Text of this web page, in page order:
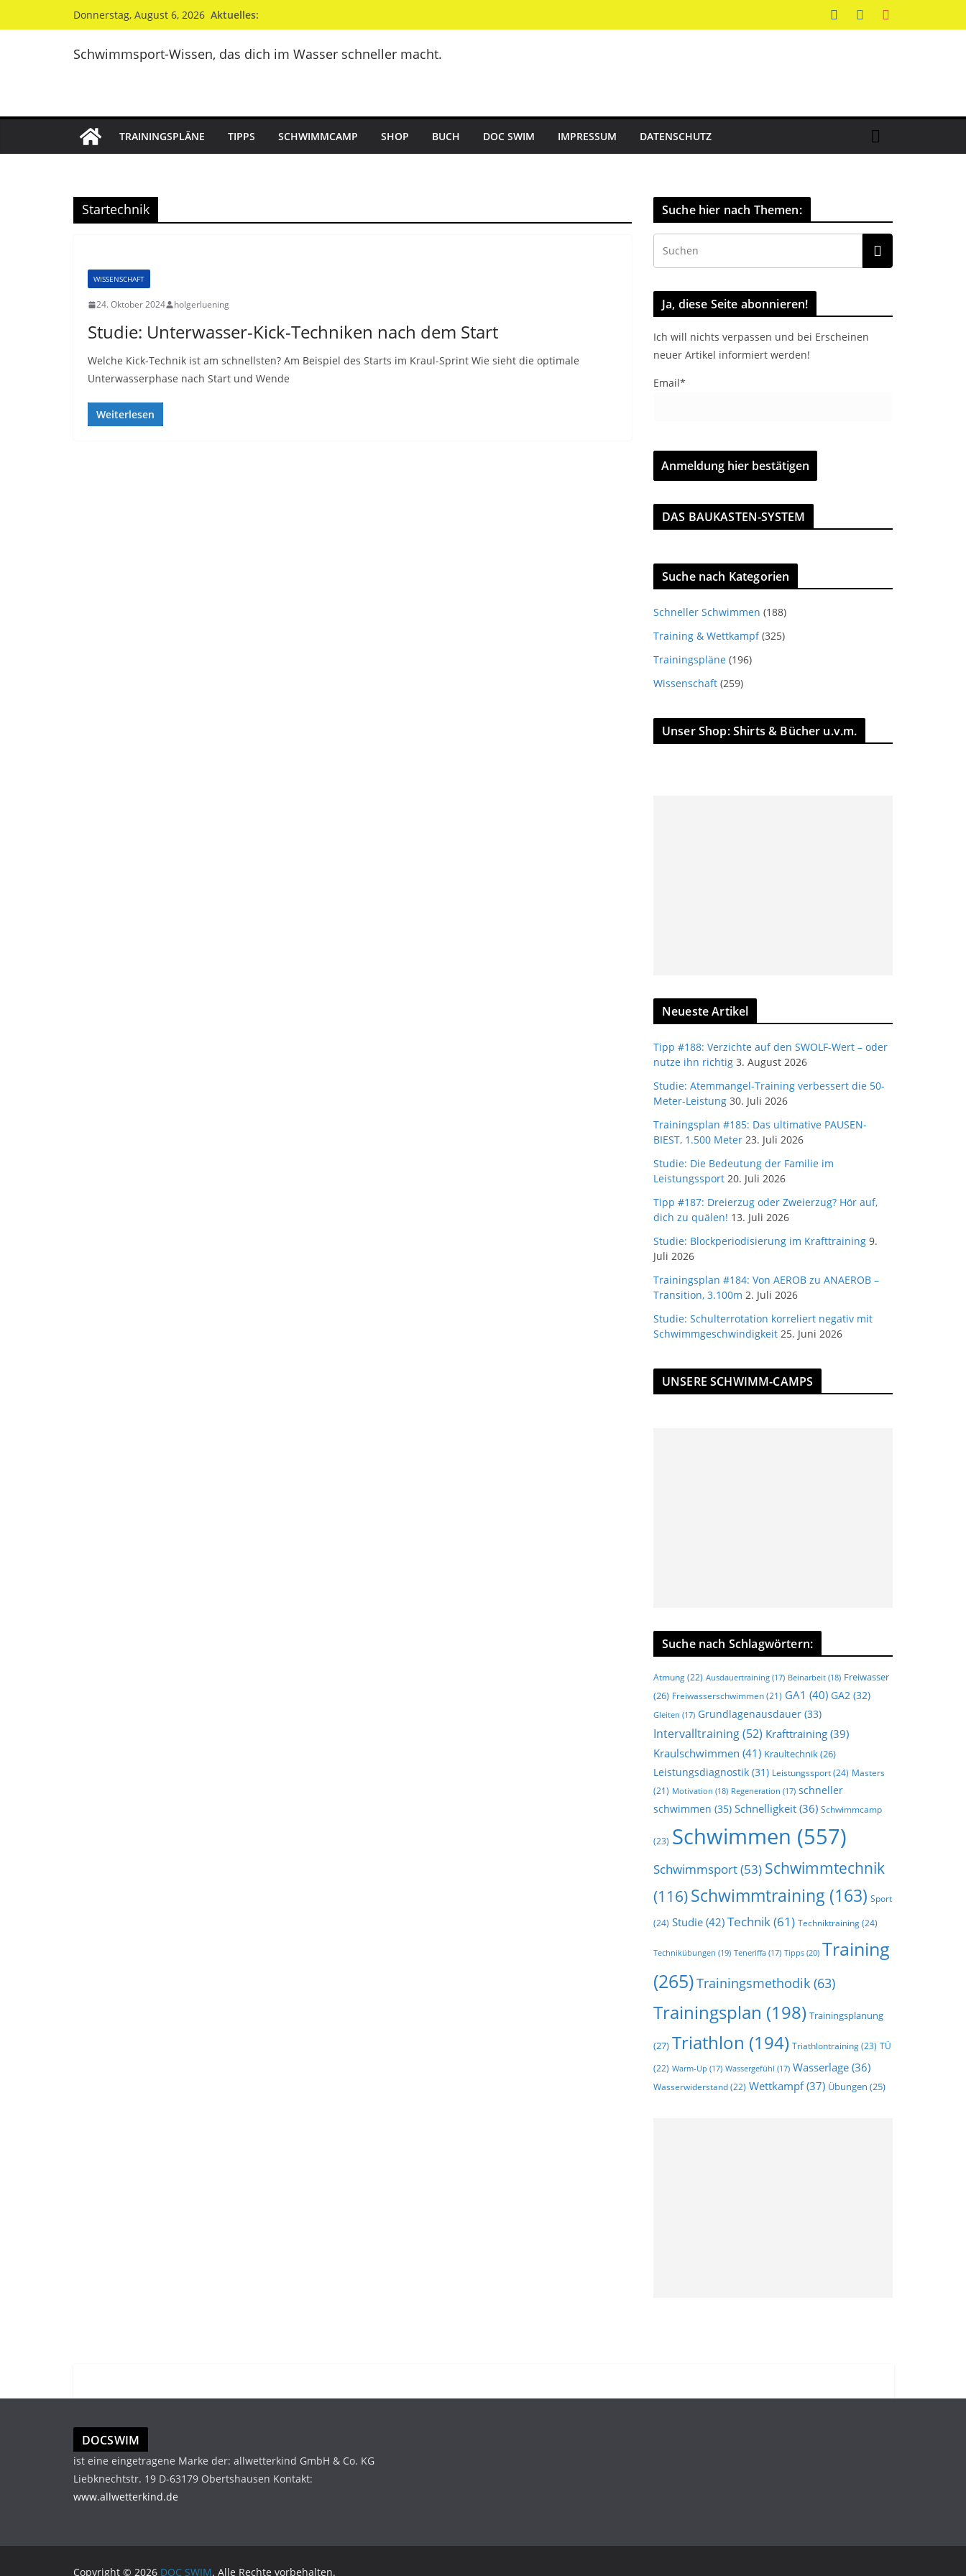
Inhalt
Donnerstag, August 6, 2026 Aktuelles:
Schwimmsport-Wissen, das dich im Wasser schneller macht.
TRAININGSPLÄNE TIPPS SCHWIMMCAMP SHOP BUCH DOC SWIM IMPRESSUM DATENSCHUTZ
Startechnik
WISSENSCHAFT
24. Oktober 2024 holgerluening
Studie: Unterwasser-Kick-Techniken nach dem Start
Welche Kick-Technik ist am schnellsten? Am Beispiel des Starts im Kraul-Sprint Wie sieht die optimale
Unterwasserphase nach Start und Wende
Weiterlesen
Suche hier nach Themen:
Ja, diese Seite abonnieren!
Ich will nichts verpassen und bei Erscheinen
neuer Artikel informiert werden!
Email*
DAS BAUKASTEN-SYSTEM
Suche nach Kategorien
Schneller Schwimmen (188)
Training & Wettkampf(325)
Trainingspläne (196)
Wissenschaft (259)
Unser Shop: Shirts & Bücher u.v.m.
Neueste Artikel
Tipp #188: Verzichte auf den SWOLF-Wert – oder
nutze ihn richtig 3. August 2026
Studie: Atemmangel-Training verbessert die 50-
Meter-Leistung 30. Juli 2026
Trainingsplan #185: Das ultimative PAUSEN-
BIEST, 1.500 Meter 23. Juli 2026
Studie: Die Bedeutung der Familie im
Leistungssport 20. Juli 2026
Tipp #187: Dreierzug oder Zweierzug? Hör auf,
dich zu quälen! 13. Juli 2026
Studie: Blockperiodisierung im Krafttraining 9.
Juli 2026
Trainingsplan #184: Von AEROB zu ANAEROB –
Transition, 3.100m 2. Juli 2026
Studie: Schulterrotation korreliert negativ mit
Schwimmgeschwindigkeit 25. Juni 2026
UNSERE SCHWIMM-CAMPS
Suche nach Schlagwörtern:
Atmung(22) Ausdauertraining (17) Beinarbeit (18) Freiwasser
(26) Freiwasserschwimmen (21) GA1 (40) GA2 (32)
Gleiten (17) Grundlagenausdauer (33)
Intervalltraining(52) Krafttraining (39)
Kraulschwimmen (41) Kraultechnik(26)
Leistungsdiagnostik (31) Leistungssport(24) Masters
(21) Motivation (18) Regeneration (17) schneller
schwimmen (35) Schnelligkeit (36) Schwimmcamp
(23) Schwimmen (557)
Schwimmsport(53) Schwimmtechnik
(116)Schwimmtraining (163) Sport
(24) Studie (42) Technik(61) Techniktraining(24)
Technikübungen (19) Teneriffa (17) Tipps (20) Training
(265)Trainingsmethodik (63)
Trainingsplan (198) Trainingsplanung
(27) Triathlon (194) Triathlontraining(23) TÜ
(22) Warm-Up (17) Wassergefühl (17) Wasserlage (36)
Wasserwiderstand(22) Wettkampf(37) Übungen (25)
DOCSWIM
ist eine eingetragene Marke der: allwetterkind GmbH & Co. KG
Liebknechtstr. 19 D-63179 Obertshausen Kontakt:
www.allwetterkind.de
Copyright © 2026 DOC SWIM. Alle Rechte vorbehalten.